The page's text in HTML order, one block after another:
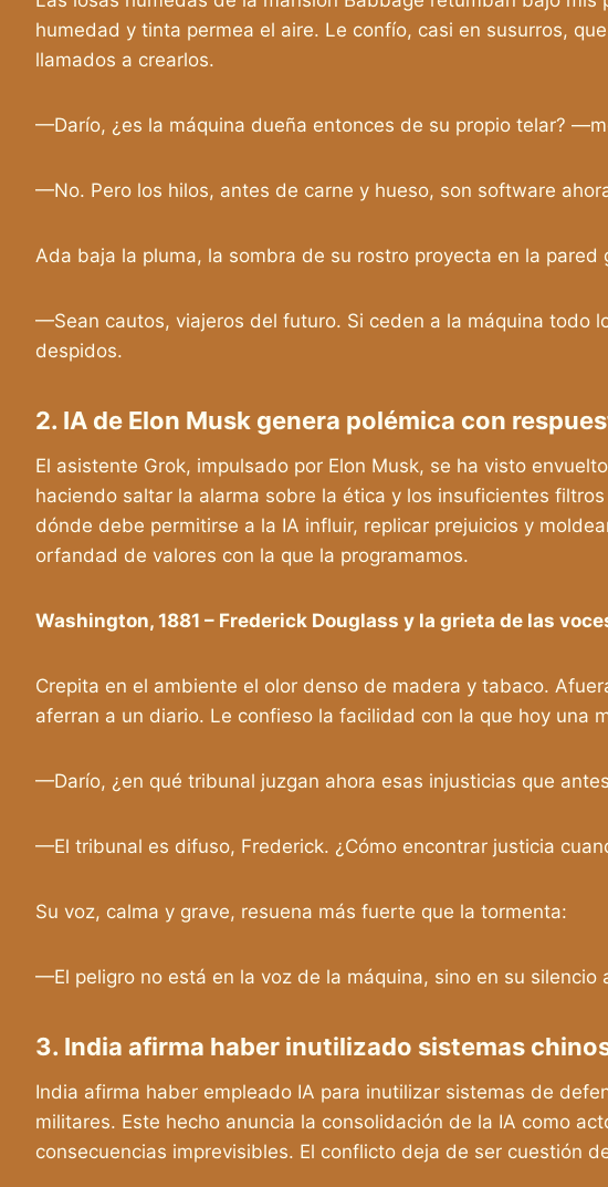
humedad y tinta permea el aire. Le confío, casi en susurros,
llamados a crearlos.
—Darío, ¿es la máquina dueña entonces de su propio telar?
—No. Pero los hilos, antes de carne y hueso, son software
Ada baja la pluma, la sombra de su rostro proyecta en la pared
—Sean cautos, viajeros del futuro. Si ceden a la máquina todo
despidos.
2. IA de Elon Musk genera polémica con
El asistente Grok, impulsado por Elon Musk, se ha visto
haciendo saltar la alarma sobre la ética y los insuficientes
dónde debe permitirse a la IA influir, replicar prejuicios y
orfandad de valores con la que la programamos.
Washington, 1881 – Frederick Douglass y la grieta de las
Crepita en el ambiente el olor denso de madera y tabaco.
aferran a un diario. Le confieso la facilidad con la que hoy una
—Darío, ¿en qué tribunal juzgan ahora esas injusticias que
—El tribunal es difuso, Frederick. ¿Cómo encontrar justicia
Su voz, calma y grave, resuena más fuerte que la tormenta:
—El peligro no está en la voz de la máquina, sino en su
3. India afirma haber inutilizado sistemas
India afirma haber empleado IA para inutilizar sistemas de
militares. Este hecho anuncia la consolidación de la IA como
consecuencias imprevisibles. El conflicto deja de ser cuestión